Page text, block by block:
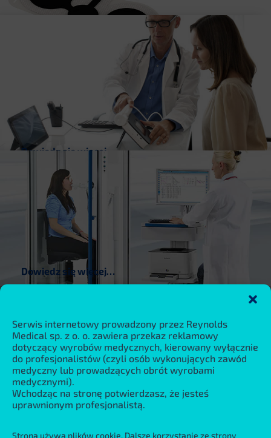
Serwis internetowy prowadzony przez Reynolds
Medical sp. z o. o. zawiera przekaz reklamowy
dotyczący wyrobów medycznych, kierowany wyłącznie
do profesjonalistów (czyli osób wykonujących zawód
medyczny lub prowadzących obrót wyrobami
medycznymi).
Wchodząc na stronę potwierdzasz, że jesteś
uprawnionym profesjonalistą.
Strona używa plików cookie. Dalsze korzystanie ze strony
NIOX (FeNO). Pomiar FeNO w ocenie stanu zapalnego
dróg oddechowych. Polecane badanie w ocenie i leczeniu
astmy. Technologia o szerokim potwierdzeniu w
badaniach klinicznych oraz publikacjach.
Dowiedz się więcej…
Bodystik. Kabina pletyzmograficzna
Pletyzmografia całego ciała. Programowana lub ręczna
sekwencja badania. Interaktywne instrukcje wykonania
manewru. Programowany czas zamknięcia zastawki.
Dowiedz się więcej…
Finapres Nova. Ciągły pomiar ciśnienia tętniczego i
hemodynamiki. Hemodynamika Modelflow. Ocena układu
autonomicznego GAT – Guided Autonomic Testing.
Dowiedz się więcej…